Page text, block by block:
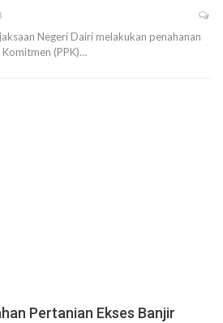
Negeri Dairi melakukan penahanan
(PPK)…
Pertanian Ekses Banjir